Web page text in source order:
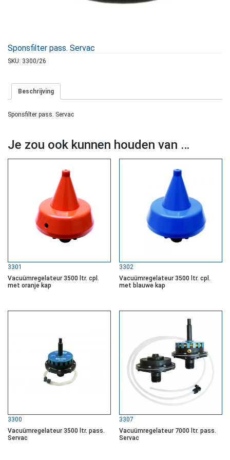
Sponsfilter pass. Servac
SKU: 3300/26
Beschrijving
Sponsfilter pass. Servac
Je zou ook kunnen houden van …
3301
Vacuümregelateur 3500 ltr. cpl.
met oranje kap
3302
Vacuümregelateur 3500 ltr. cpl.
met blauwe kap
3300
Vacuümregelateur 3500 ltr. pass.
Servac
3307
Vacuümregelateur 7000 ltr. pass.
Servac